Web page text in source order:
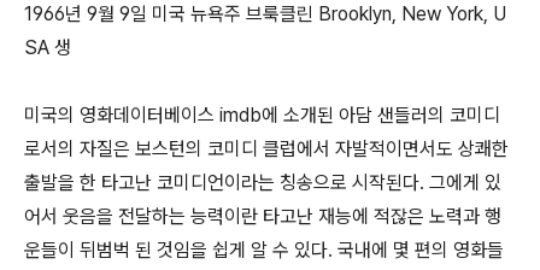
1966년 9월 9일 미국 뉴욕주 브룩클린 Brooklyn, New York, U
SA 생
미국의 영화데이터베이스 imdb에 소개된 아담 샌들러의 코미디
로서의 자질은 보스턴의 코미디 클럽에서 자발적이면서도 상쾌한
출발을 한 타고난 코미디언이라는 칭송으로 시작된다. 그에게 있
어서 웃음을 전달하는 능력이란 타고난 재능에 적잖은 노력과 행
운들이 뒤범벅 된 것임을 쉽게 알 수 있다. 국내에 몇 편의 영화들